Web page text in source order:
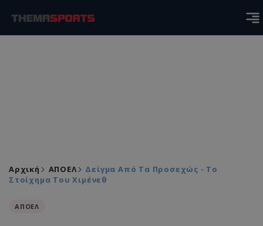
Αρχική ΑΠΟΕΛ
Δείγμα Από Τα Προσεχώς - Το
Στοίχημα Του Χιμένεθ
ΑΠΟΕΛ